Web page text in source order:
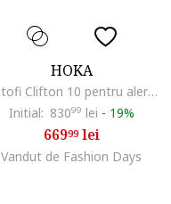
HOKA
Pantofi Clifton 10 pentru alergare, Negru/Gri
Initial: 83099 lei - 19%
66999lei
Vandut de Fashion Days